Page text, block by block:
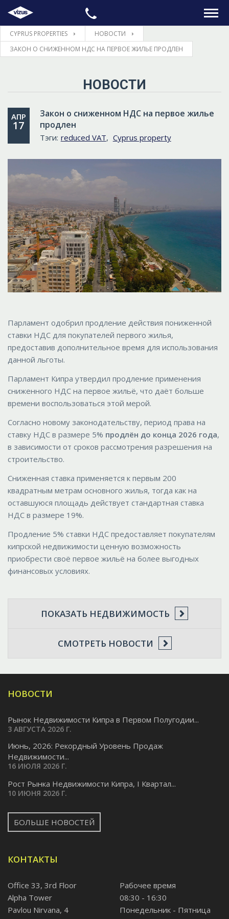
ГЛАВНАЯ
КОНТАКТЫ
CYPRUS PROPERTIES
НОВОСТИ
ЗАКОН О СНИЖЕННОМ НДС НА ПЕРВОЕ ЖИЛЬЕ ПРОДЛЕН
НОВОСТИ
АПР
17
Закон о сниженном НДС на первое жилье
продлен
Тэги: reduced VAT, Cyprus property
Парламент одобрил продление действия пониженной
ставки НДС для покупателей первого жилья,
предоставив дополнительное время для использования
данной льготы.
Парламент Кипра утвердил продление применения
сниженного НДС на первое жильё, что даёт больше
времени воспользоваться этой мерой.
Согласно новому законодательству, период права на
ставку НДС в размере 5% продлён до конца 2026 года,
в зависимости от сроков рассмотрения разрешения на
строительство.
Сниженная ставка применяется к первым 200
квадратным метрам основного жилья, тогда как на
оставшуюся площадь действует стандартная ставка
НДС в размере 19%.
Продление 5% ставки НДС предоставляет покупателям
кипрской недвижимости ценную возможность
приобрести своё первое жильё на более выгодных
финансовых условиях.
ПОКАЗАТЬ НЕДВИЖИМОСТЬ
СМОТРЕТЬ НОВОСТИ
НОВОСТИ
Рынок Недвижимости Кипра в Первом Полугодии...
3 АВГУСТА 2026 Г.
Июнь, 2026: Рекордный Уровень Продаж
Недвижимости...
16 ИЮЛЯ 2026 Г.
Pост Рынка Недвижимости Кипра, I Квартал...
10 ИЮНЯ 2026 Г.
БОЛЬШЕ НОВОСТЕЙ
КОНТАКТЫ
Office 33, 3rd Floor
Alpha Tower
Pavlou Nirvana, 4
Рабочее время
08:30 - 16:30
Понедельник - Пятница